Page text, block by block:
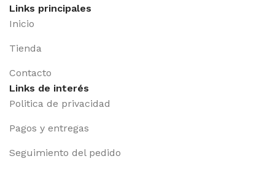
Links principales
Inicio
Tienda
Contacto
Links de interés
Politica de privacidad
Pagos y entregas
Seguimiento del pedido